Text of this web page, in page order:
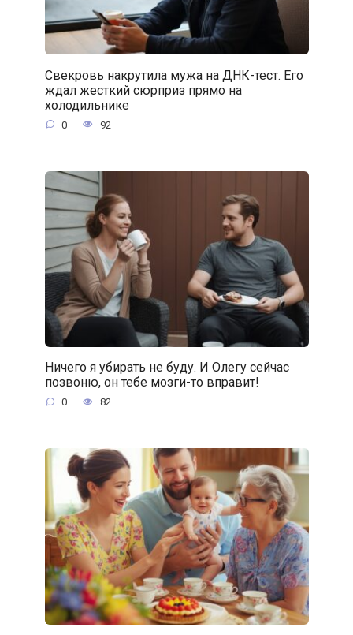
Свекровь накрутила мужа на ДНК-тест. Его
ждал жесткий сюрприз прямо на
холодильнике
0 92
Ничего я убирать не буду. И Олегу сейчас
позвоню, он тебе мозги-то вправит!
0 82